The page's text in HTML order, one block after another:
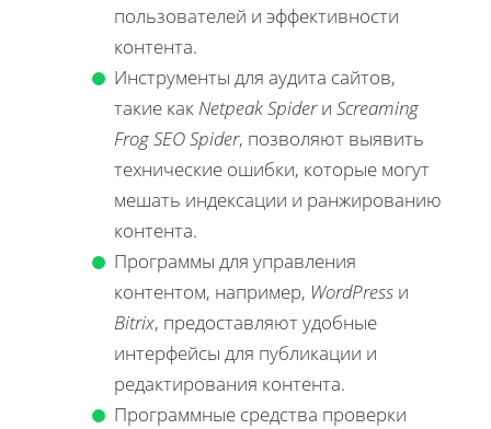
пользователей и эффективности
контента.
Инструменты для аудита сайтов,
такие как Netpeak Spiderи Screaming
Frog SEO Spider, позволяют выявить
технические ошибки, которые могут
мешать индексации и ранжированию
контента.
Программы для управления
контентом, например, WordPress и
Bitrix, предоставляют удобные
интерфейсы для публикации и
редактирования контента.
Программные средства проверки